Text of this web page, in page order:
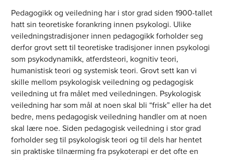
Pedagogikk og veiledning har i stor grad siden 1900-tallet
hatt sin teoretiske forankring innen psykologi. Ulike
veiledningstradisjoner innen pedagogikk forholder seg
derfor grovt sett til teoretiske tradisjoner innen psykologi
som psykodynamikk, atferdsteori, kognitiv teori,
humanistisk teori og systemisk teori. Grovt sett kan vi
skille mellom psykologisk veiledning og pedagogisk
veiledning ut fra målet med veiledningen. Psykologisk
veiledning har som mål at noen skal bli “frisk” eller ha det
bedre, mens pedagogisk veiledning handler om at noen
skal lære noe. Siden pedagogisk veiledning i stor grad
forholder seg til psykologisk teori og til dels har hentet
sin praktiske tilnærming fra psykoterapi er det ofte en